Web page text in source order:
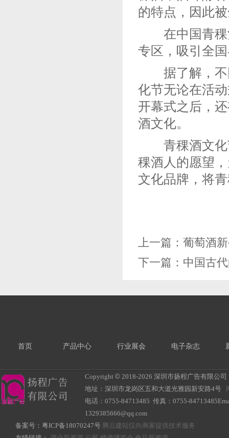
的特点，因此
在中国青稞
专区，吸引全
据了解，不
化节无论在活
开幕式之后，
酒文化。
青稞酒文化
稞酒人的愿望
文化品牌，将
上一篇： 葡萄酒
下一篇： 中国古
首页 产品中心 行业展会 电子杂志
Copyright © 2018-2026 深圳市扬程广告有限公
地址：深圳市龙岗区五和大道光雅园新安路4号
电话：0755-84713485 传真：0755-
1329385666@qq.com
备案号： 粤ICP备18070247号 腾云建站仅向商家提供技术服务